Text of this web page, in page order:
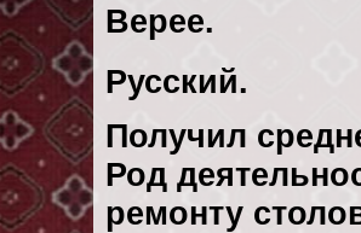
Верее.
Русский.
Получил
Род
ремонту